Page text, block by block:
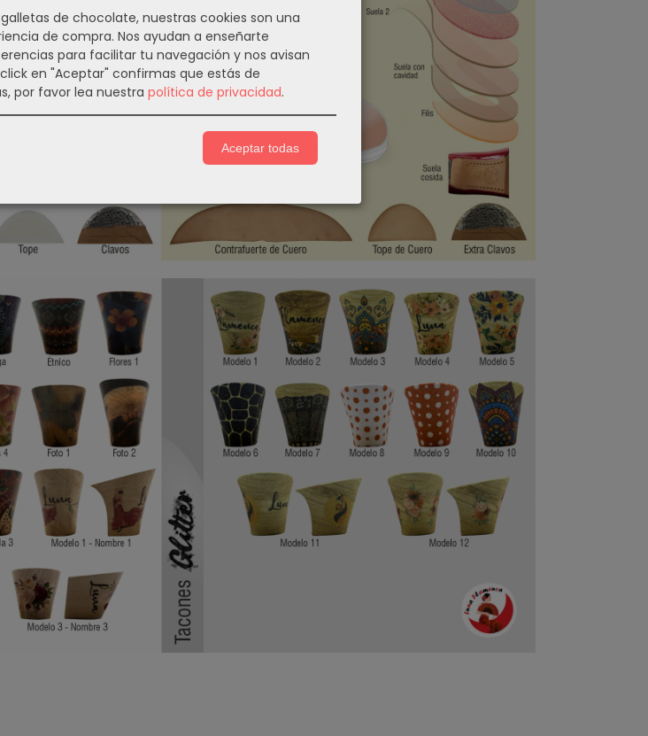
de chocolate, nuestras cookies son una
de compra. Nos ayudan a enseñarte
para facilitar tu navegación y nos avisan
en "Aceptar" confirmas que estás de
por favor lea nuestra política de privacidad.
Aceptar todas